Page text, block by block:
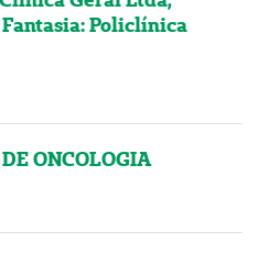
Policlínica
ONCOLOGIA